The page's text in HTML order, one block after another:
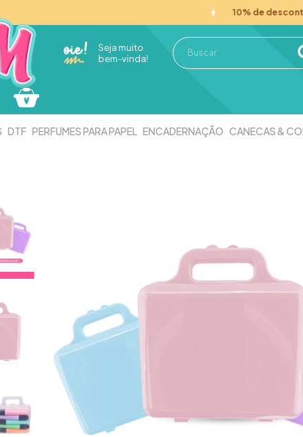
10% de descontono
Seja muito
bem-vinda!
DTF PERFUMES PARA PAPEL ENCADERNAÇÃO CANECAS &